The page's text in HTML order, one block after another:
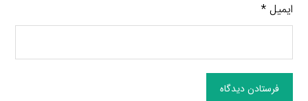
ایمیل*
فرستادن دیدگاه